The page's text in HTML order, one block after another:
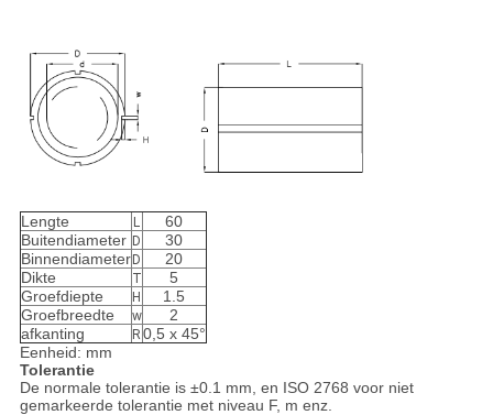
Lengte L
60
Buitendiameter D
30
Binnendiameter D
20
Dikte
T
5
Groefdiepte
H
1.5
Groefbreedte
w
2
afkanting
R 0,5 x 45°
Eenheid: mm
Tolerantie
De normale tolerantie is ±0.1 mm, en ISO 2768 voor niet
gemarkeerde tolerantie met niveau F, m enz.